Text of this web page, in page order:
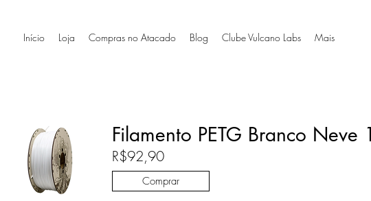
Início Loja Compras no Atacado Blog Clube Vulcano Labs Mais
Filamento PETG Branco Neve
R$92,90
Comprar